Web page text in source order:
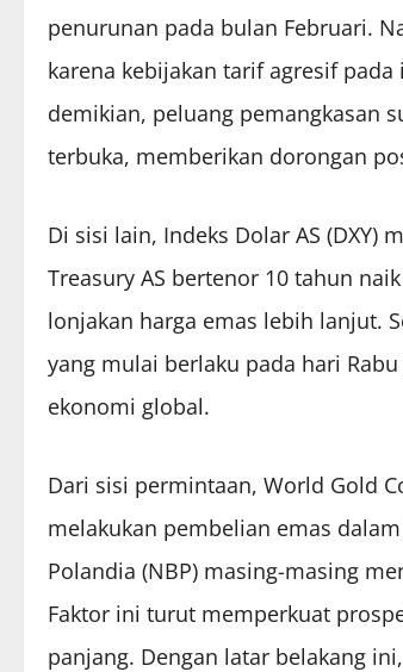
penurunan pada bulan Februari.
karena kebijakan tarif agresif
demikian, peluang pemangkasan
terbuka, memberikan dorongan
Di sisi lain, Indeks Dolar AS (DXY)
Treasury AS bertenor 10 tahun
lonjakan harga emas lebih lanjut.
yang mulai berlaku pada hari
ekonomi global.
Dari sisi permintaan, World Gold
melakukan pembelian emas
Polandia (NBP) masing-masing
Faktor ini turut memperkuat
panjang. Dengan latar belakang